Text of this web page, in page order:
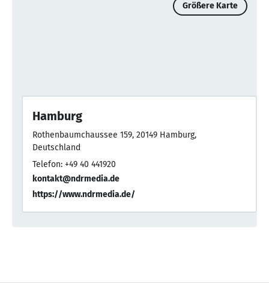
Größere Karte
Hamburg
Rothenbaumchaussee 159, 20149 Hamburg,
Deutschland
Telefon: +49 40 441920
kontakt@ndrmedia.de
https://www.ndrmedia.de/